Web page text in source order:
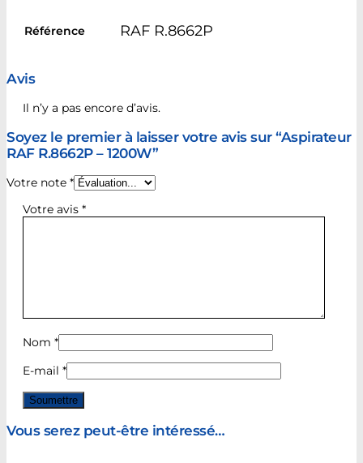
Référence RAF R.8662P
Avis
Il n’y a pas encore d’avis.
Soyez le premier à laisser votre avis sur “Aspirateur
RAF R.8662P – 1200W”
Votre note *
Votre avis *
Nom *
E-mail *
Vous serez peut-être intéressé…